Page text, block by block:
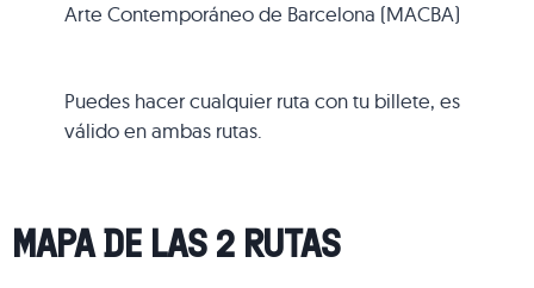
Arte Contemporáneo de Barcelona (MACBA)
Puedes hacer cualquier ruta con tu billete, es
válido en ambas rutas.
MAPA DE LAS 2 RUTAS